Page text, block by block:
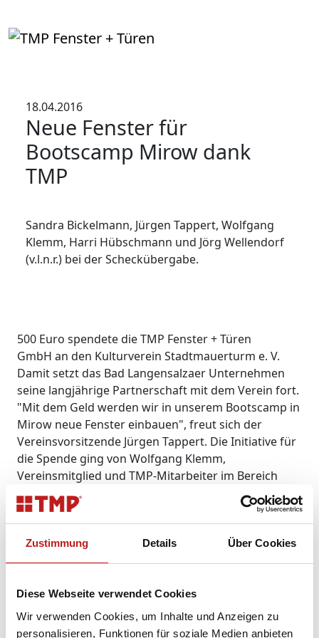
Zustimmung Details Über Cookies
Diese Webseite verwendet Cookies
Wir verwenden Cookies, um Inhalte und Anzeigen zu
personalisieren, Funktionen für soziale Medien anbieten
18.04.2016
Neue Fenster für
Bootscamp Mirow dank
TMP
Sandra Bickelmann, Jürgen Tappert, Wolfgang
Klemm, Harri Hübschmann und Jörg Wellendorf
(v.l.n.r.) bei der Scheckübergabe.
500 Euro spendete die TMP Fenster + Türen
GmbH an den Kulturverein Stadtmauerturm e. V.
Damit setzt das Bad Langensalzaer Unternehmen
seine langjährige Partnerschaft mit dem Verein fort.
"Mit dem Geld werden wir in unserem Bootscamp in
Mirow neue Fenster einbauen", freut sich der
Vereinsvorsitzende Jürgen Tappert. Die Initiative für
die Spende ging von Wolfgang Klemm,
Vereinsmitglied und TMP-Mitarbeiter im Bereich
Sonderbau, aus: "Wir hatten im Verein über die
Fensterprobleme gesprochen und ich habe dann
unseren Geschäftsführer Bernhard Helbing gefragt,
ob TMP hier helfen kann.“ Dieser habe sofort
zugesagt, so Klemm. Die neuen Fenster werden
Bootscamp in Mirow an der Mecklenburgischen
Seenplatte in der Nähe von Neuruppin feiert in
diesem Jahr sein 50jähriges Jubiläum. Jedes Jahr